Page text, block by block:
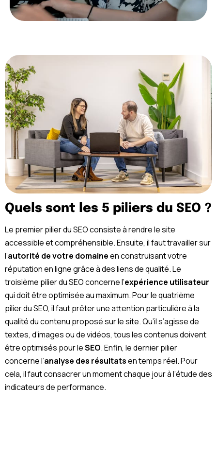
Quels sont les 5 piliers du SEO ?
Le premier pilier du SEO consiste à rendre le site
accessible et compréhensible. Ensuite, il faut travailler sur
l’autorité de votre domaineen construisant votre
réputation en ligne grâce à des liens de qualité. Le
troisième pilier du SEO concerne l’expérience utilisateur
qui doit être optimisée au maximum. Pour le quatrième
pilier du SEO, il faut prêter une attention particulière à la
qualité du contenu proposé sur le site. Qu’il s’agisse de
textes, d’images ou de vidéos, tous les contenus doivent
être optimisés pour leSEO. Enfin, le dernier pilier
concerne l’analyse des résultatsen temps réel. Pour
cela, il faut consacrer un moment chaque jour à l’étude des
indicateurs de performance.